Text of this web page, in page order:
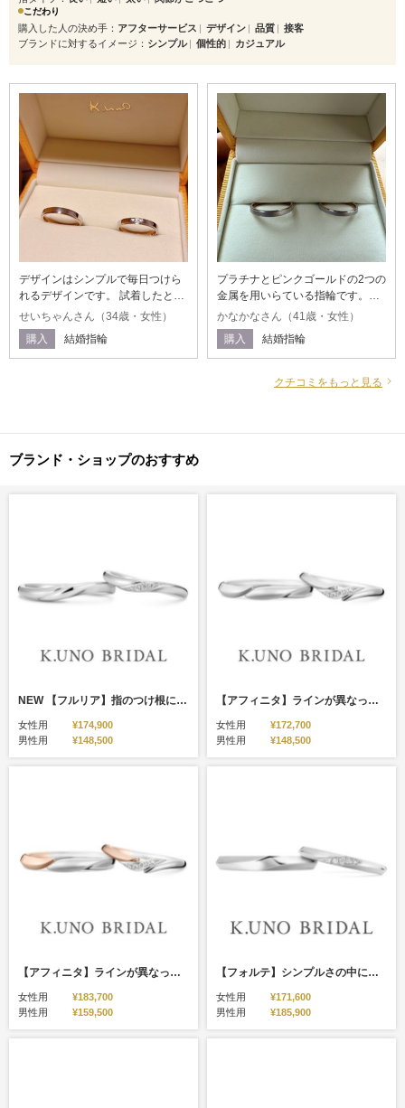
こだわり
購入した人の決め手 アフターサービス デザイン 品質
接客
ブランドに対するイメージ
シンプル 個性的 カジュアル
デザインはシンプルで毎日つけら
れるデザインです。 試着したとき
に、一目で気に入りました。 つけ
た感じが1番しっくりきました。
裏にピンクゴールドが入っている
ので、とても肌なじみがいいで
せいちゃんさん（34歳・女性）
購入
結婚指輪
プラチナとピンクゴールドの2つの
金属を用いらている指輪です。見
た目と色合いの2つあるので、毎日
飽きることなく、楽しめそうで
す。また、オーダーメイドしたの
で、他の指輪とも被らないため、
自分たちの理想とする指輪でし
かなかなさん（41歳・女性）
購入
結婚指輪
クチコミをもっと見る
ブランド・ショップのおすすめ
NEW 【フルリア】指のつけ根に馴染むやわらかな曲線美を表現した結婚指輪
女性用
¥174,900
男性用
¥148,500
【アフィニタ】ラインが異なっていてもお揃い感のある結婚指輪
女性用
¥172,700
男性用
¥148,500
【アフィニタ】ラインが異なっていてもお揃い感のある結婚指輪（コンビデザイン）
女性用
¥183,700
男性用
¥159,500
【フォルテ】シンプルさの中にさりげなく立体感を感じられるマリッジリング
女性用
¥171,600
男性用
¥185,900